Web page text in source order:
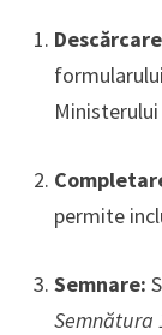
formularului
permite
Semnare:
Semnătura